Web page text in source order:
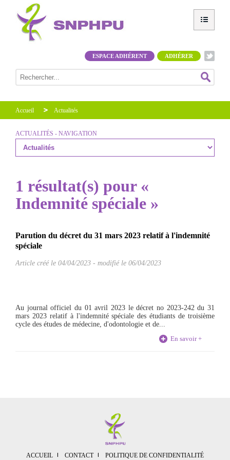
ADHÉRER
ESPACE ADHÉRENT
Accueil Actualités
ACTUALITÉS - NAVIGATION
1 résultat(s) pour «
Indemnité spéciale »
Parution du décret du 31 mars 2023 relatif à l'indemnité
spéciale
Article créé le 04/04/2023 - modifié le 06/04/2023
Au journal officiel du 01 avril 2023 le décret no 2023-242 du 31
mars 2023 relatif à l'indemnité spéciale des étudiants de troisième
cycle des études de médecine, d'odontologie et de...
En savoir +
ACCUEIL CONTACT POLITIQUE DE CONFIDENTIALITÉ